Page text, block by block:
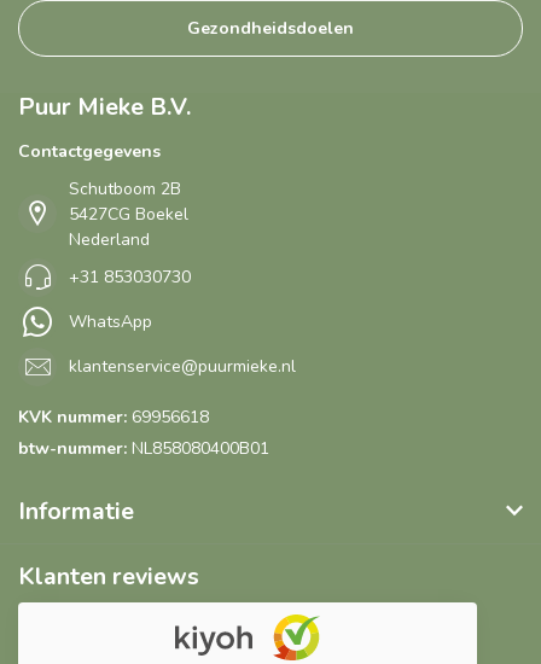
Gezondheidsdoelen
Puur Mieke B.V.
Contactgegevens
Schutboom 2B
5427CG Boekel
Nederland
+31 853030730
WhatsApp
klantenservice@puurmieke.nl
KVK nummer: 69956618
btw-nummer: NL858080400B01
Informatie
Klanten reviews